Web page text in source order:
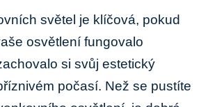
světel je klíčová, pokud
osvětlení fungovalo
si svůj estetický⁤
počasí. Než se pustíte​